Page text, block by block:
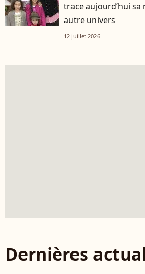
trace aujourd’hui
autre univers
12 juillet 2026
Dernières